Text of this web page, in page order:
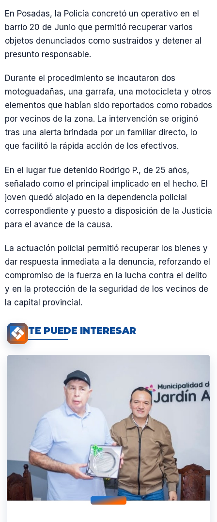
En Posadas, la Policía concretó un operativo en el
barrio 20 de Junio que permitió recuperar varios
objetos denunciados como sustraídos y detener al
presunto responsable.
Durante el procedimiento se incautaron dos
motoguadañas, una garrafa, una motocicleta y otros
elementos que habían sido reportados como robados
por vecinos de la zona. La intervención se originó
tras una alerta brindada por un familiar directo, lo
que facilitó la rápida acción de los efectivos.
En el lugar fue detenido Rodrigo P., de 25 años,
señalado como el principal implicado en el hecho. El
joven quedó alojado en la dependencia policial
correspondiente y puesto a disposición de la Justicia
para el avance de la causa.
La actuación policial permitió recuperar los bienes y
dar respuesta inmediata a la denuncia, reforzando el
compromiso de la fuerza en la lucha contra el delito
y en la protección de la seguridad de los vecinos de
la capital provincial.
TE PUEDE INTERESAR